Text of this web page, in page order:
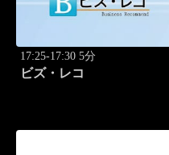
17:25-17:30 5分
ビズ・レコ